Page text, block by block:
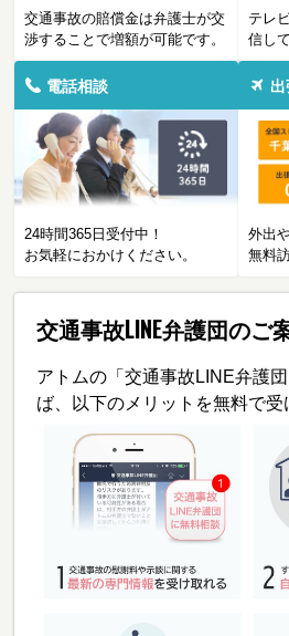
交通事故の賠償金は弁護士が交
渉することで増額が可能です。
テレ
信し
電話相談
24時間365日受付中！
お気軽におかけください。
外出
無料
交通事故LINE弁護団のご
アトムの「交通事故LINE弁護
ば、以下のメリットを無料で受